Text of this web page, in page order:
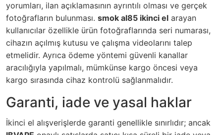
yorumları, ilan açıklamasının ayrıntılı olması ve gerçek
fotoğrafların bulunması. smok al85 ikinci el arayan
kullanıcılar özellikle ürün fotoğraflarında seri numarası,
cihazın açılmış kutusu ve çalışma videolarını talep
etmelidir. Ayrıca ödeme yöntemi güvenli kanallar
aracılığıyla yapılmalı, mümkünse kargo öncesi veya
kargo sırasında cihaz kontrolü sağlanmalıdır.
Garanti, iade ve yasal haklar
İkinci el alışverişlerde garanti genellikle sınırlıdır; ancak